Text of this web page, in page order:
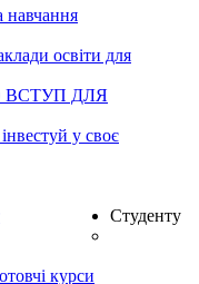
освіти для
ВСТУП ДЛЯ
у своє
курси
Студенту